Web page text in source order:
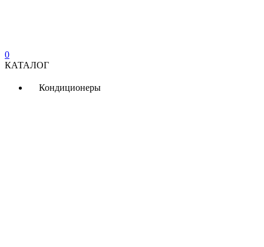
0
КАТАЛОГ
Кондиционеры